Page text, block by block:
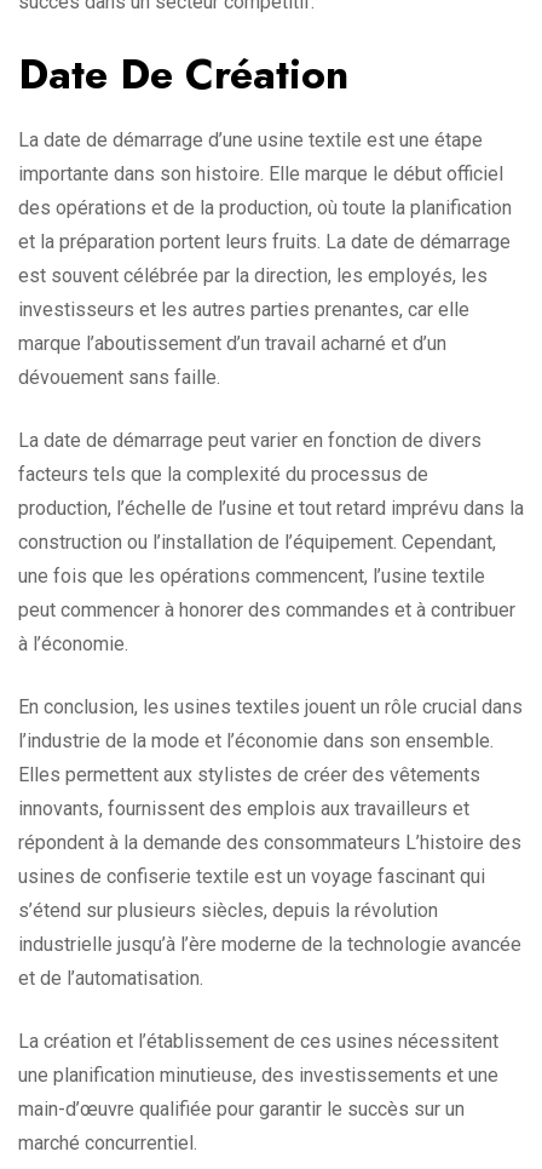
Date De Création
La date de démarrage d’une usine textile est une étape
importante dans son histoire. Elle marque le début officiel
des opérations et de la production, où toute la planification
et la préparation portent leurs fruits. La date de démarrage
est souvent célébrée par la direction, les employés, les
investisseurs et les autres parties prenantes, car elle
marque l’aboutissement d’un travail acharné et d’un
dévouement sans faille.
La date de démarrage peut varier en fonction de divers
facteurs tels que la complexité du processus de
production, l’échelle de l’usine et tout retard imprévu dans la
construction ou l’installation de l’équipement. Cependant,
une fois que les opérations commencent, l’usine textile
peut commencer à honorer des commandes et à contribuer
à l’économie.
En conclusion, les usines textiles jouent un rôle crucial dans
l’industrie de la mode et l’économie dans son ensemble.
Elles permettent aux stylistes de créer des vêtements
innovants, fournissent des emplois aux travailleurs et
répondent à la demande des consommateurs L’histoire des
usines de confiserie textile est un voyage fascinant qui
s’étend sur plusieurs siècles, depuis la révolution
industrielle jusqu’à l’ère moderne de la technologie avancée
et de l’automatisation.
La création et l’établissement de ces usines nécessitent
une planification minutieuse, des investissements et une
main-d’œuvre qualifiée pour garantir le succès sur un
marché concurrentiel.